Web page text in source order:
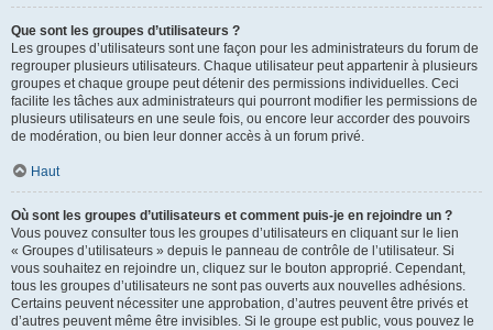
Que sont les groupes d’utilisateurs ?
Les groupes d’utilisateurs sont une façon pour les administrateurs du forum de
regrouper plusieurs utilisateurs. Chaque utilisateur peut appartenir à plusieurs
groupes et chaque groupe peut détenir des permissions individuelles. Ceci
facilite les tâches aux administrateurs qui pourront modifier les permissions de
plusieurs utilisateurs en une seule fois, ou encore leur accorder des pouvoirs
de modération, ou bien leur donner accès à un forum privé.
Haut
Où sont les groupes d’utilisateurs et comment puis-je en rejoindre un ?
Vous pouvez consulter tous les groupes d’utilisateurs en cliquant sur le lien
« Groupes d’utilisateurs » depuis le panneau de contrôle de l’utilisateur. Si
vous souhaitez en rejoindre un, cliquez sur le bouton approprié. Cependant,
tous les groupes d’utilisateurs ne sont pas ouverts aux nouvelles adhésions.
Certains peuvent nécessiter une approbation, d’autres peuvent être privés et
d’autres peuvent même être invisibles. Si le groupe est public, vous pouvez le